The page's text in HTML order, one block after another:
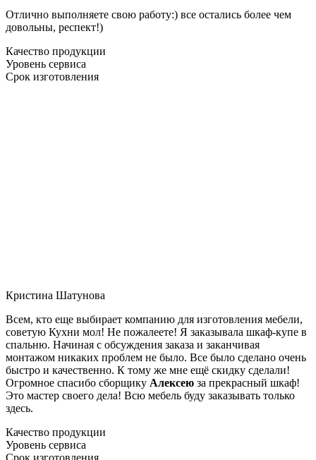
Отлично выполняете свою работу:) все остались более чем
довольны, респект!)
Качество продукции
Уровень сервиса
Срок изготовления
Кристина Шатунова
Всем, кто еще выбирает компанию для изготовления мебели,
советую Кухни мол! Не пожалеете! Я заказывала шкаф-купе в
спальню. Начиная с обсуждения заказа и заканчивая
монтажом никаких проблем не было. Все было сделано очень
быстро и качественно. К тому же мне ещё скидку сделали!
Огромное спасибо сборщику Алексею за прекрасный шкаф!
Это мастер своего дела! Всю мебель буду заказывать только
здесь.
Качество продукции
Уровень сервиса
Срок изготовления